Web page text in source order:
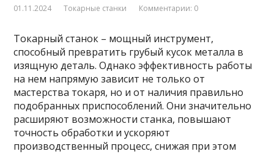
01.11.2024 Токарные станки Комментарии: 0
Токарный станок – мощный инструмент,
способный превратить грубый кусок металла в
изящную деталь. Однако эффективность работы
на нем напрямую зависит не только от
мастерства токаря, но и от наличия правильно
подобранных приспособлений. Они значительно
расширяют возможности станка, повышают
точность обработки и ускоряют
производственный процесс, снижая при этом